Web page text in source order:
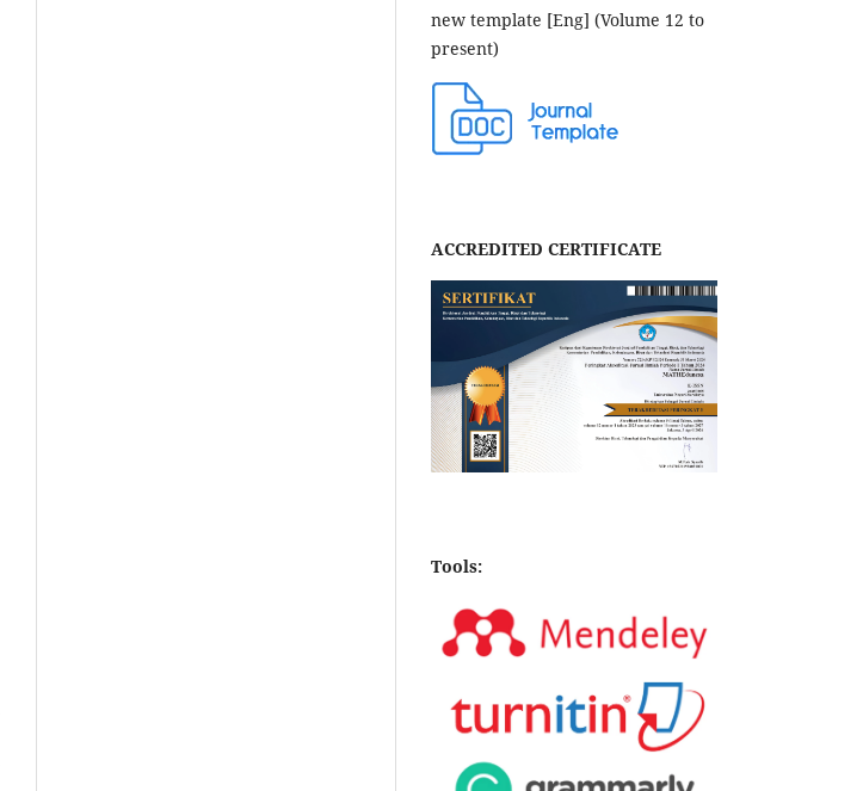
new template [Eng] (Volume 12 to
present)
ACCREDITED CERTIFICATE
Tools: